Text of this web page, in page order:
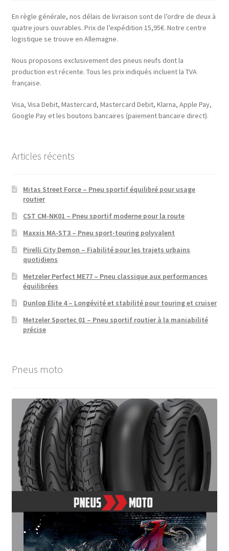
En règle générale, nos délais de livraison sont de l’ordre de deux à
quatre jours ouvrables. Prix de l’expédition 15,95€. Notre centre
logistique se trouve en Allemagne.
Nous proposons exclusivement des pneus neufs dont la
production est récente. Tous les prix indiqués incluent la TVA
française.
Visa, Visa Debit, Mastercard, Mastercard Debit, Klarna, Apple Pay,
Google Pay et les boutons bancaires (paiement bancaire direct).
Articles récents
Mitas Street Force – Pneu sportif équilibré pour usage
routier
CST CM-NK01 – Pneu sportif moderne pour la route
Maxxis MA-ST3 – Pneu sport-touring polyvalent
Pirelli City Demon – Fiabilité pour les trajets urbains
quotidiens
Metzeler Perfect ME77 – Pneu classique aux performances
équilibrées
Dunlop Elite 4 – Longévité et stabilité pour touring et cruiser
Metzeler Sportec 01 – Pneu sportif routier à la maniabilité
précise
Pneus moto